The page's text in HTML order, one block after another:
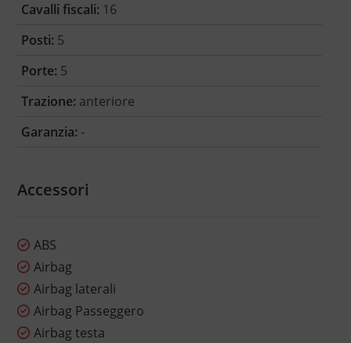
Cavalli fiscali: 16
Posti: 5
Porte: 5
Trazione: anteriore
Garanzia: -
Accessori
ABS
Airbag
Airbag laterali
Airbag Passeggero
Airbag testa